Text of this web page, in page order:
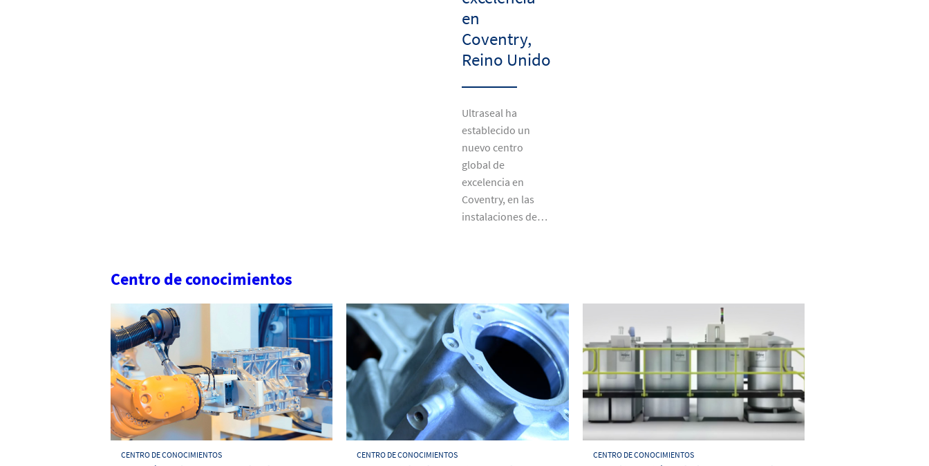
en
Coventry,
Reino Unido
Ultraseal ha
establecido un
nuevo centro
global de
excelencia en
Coventry, en las
instalaciones de…
Centro de conocimientos
CENTRO DE CONOCIMIENTOS CENTRO DE CONOCIMIENTOS CENTRO DE CONOCIMIENTOS